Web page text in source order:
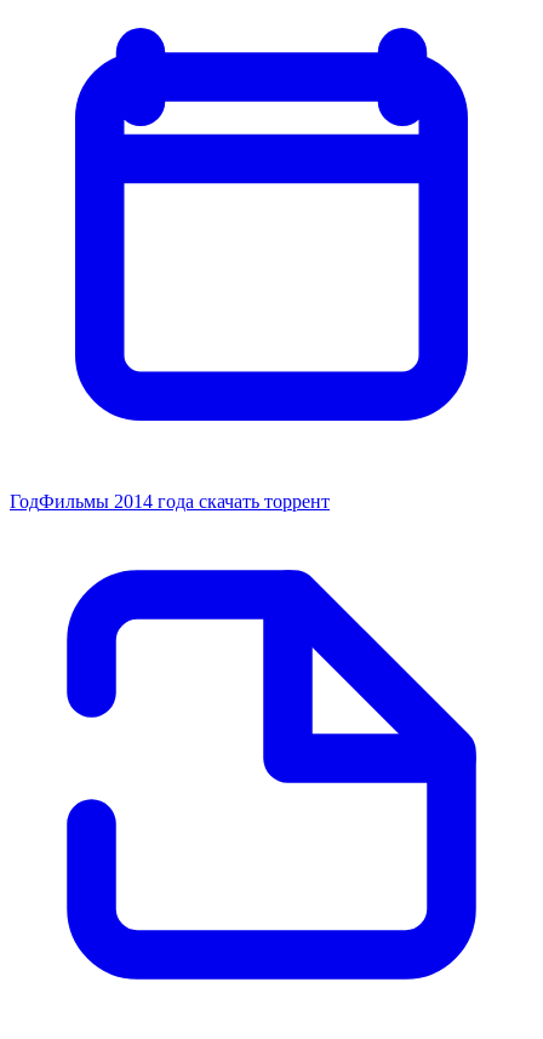
ГодФильмы 2014 года скачать торрент